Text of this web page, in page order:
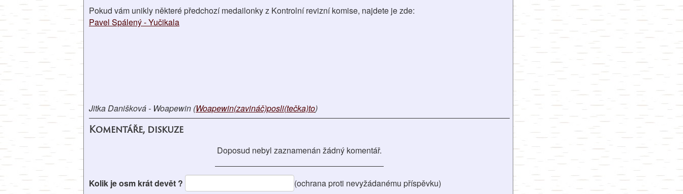
Pokud vám unikly některé předchozí medailonky z Kontrolní revizní komise, najdete je zde:
Pavel Spálený - Yučikala
Jitka Danišková - Woapewin (Woapewin(zavináč)posli(tečka)to)
Komentáře, diskuze
Doposud nebyl zaznamenán žádný komentář.
Kolik je osm krát devět ? (ochrana proti nevyžádanému příspěvku)